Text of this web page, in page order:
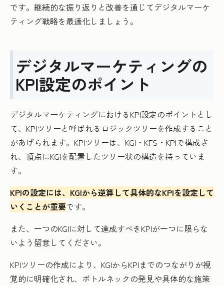
です。継続的な振り返りと改善を通じてデジタルマーケ
ティング戦略を最適化しましょう。
デジタルマーケティングの
KPI設定のポイント
デジタルマーケティングにおけるKPI設定のポイントとし
て、KPIツリーと呼ばれるロジックツリーを作成すること
があげられます。KPIツリーは、KGI・KFS・KPIで構成さ
れ、頂点にKGIを配置したツリー状の構造を持っていま
す。
KPIの設定には、KGIから逆算して具体的なKPIを設定して
いくことが重要です。
また、一つのKGIに対して達成すべきKPIが一つに限らな
いよう留意してください。
KPIツリーの作成により、KGIからKPIまでのつながりが視
覚的に明確化され、ボトルネックの発見や具体的な施策